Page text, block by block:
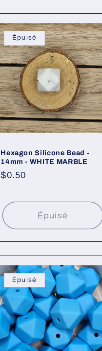
Épuisé
Hexagon Silicone Bead -
14mm - WHITE MARBLE
Prix
$0.50
Épuisé
Épuisé